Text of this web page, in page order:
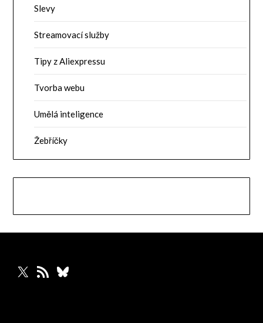
Slevy
Streamovací služby
Tipy z Aliexpressu
Tvorba webu
Umělá inteligence
Žebříčky
X RSS zdrojBluesky